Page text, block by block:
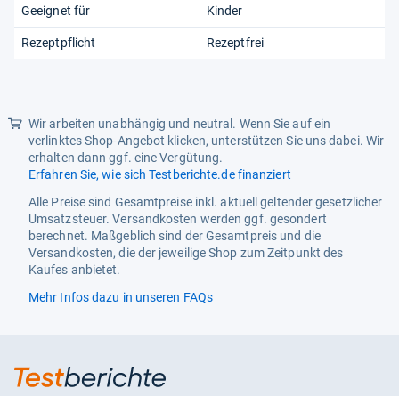
Geeignet für Kinder
Rezeptpflicht Rezeptfrei
Wir arbeiten unabhängig und neutral. Wenn Sie auf ein
verlinktes Shop-Angebot klicken, unterstützen Sie uns dabei. Wir
erhalten dann ggf. eine Vergütung.
Erfahren Sie, wie sich Testberichte.de finanziert
Alle Preise sind Gesamtpreise inkl. aktuell geltender gesetzlicher
Umsatzsteuer. Versandkosten werden ggf. gesondert
berechnet. Maßgeblich sind der Gesamtpreis und die
Versandkosten, die der jeweilige Shop zum Zeitpunkt des
Kaufes anbietet.
Mehr Infos dazu in unseren FAQs